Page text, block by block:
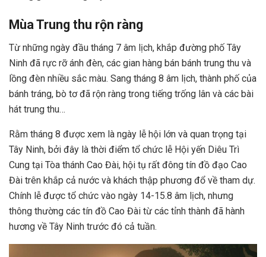
Mùa Trung thu rộn ràng
Từ những ngày đầu tháng 7 âm lịch, khắp đường phố Tây
Ninh đã rực rỡ ánh đèn, các gian hàng bán bánh trung thu và
lồng đèn nhiều sắc màu. Sang tháng 8 âm lịch, thành phố của
bánh tráng, bò tơ đã rộn ràng trong tiếng trống lân và các bài
hát trung thu…
Rằm tháng 8 được xem là ngày lễ hội lớn và quan trọng tại
Tây Ninh, bởi đây là thời điểm tổ chức lễ Hội yến Diêu Trì
Cung tại Tòa thánh Cao Đài, hội tụ rất đông tín đồ đạo Cao
Đài trên khắp cả nước và khách thập phương đổ về tham dự.
Chính lễ được tổ chức vào ngày 14-15.8 âm lịch, nhưng
thông thường các tín đồ Cao Đài từ các tỉnh thành đã hành
hương về Tây Ninh trước đó cả tuần.